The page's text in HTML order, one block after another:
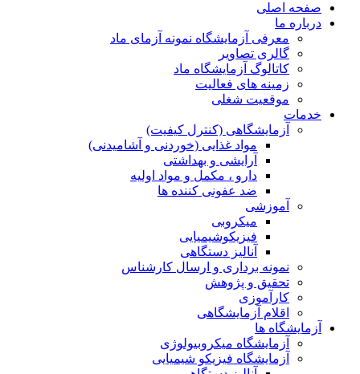
صفحه اصلی
درباره ما
معرفی آزمایشگاه نمونه آزمای ماد
گالری تصاویر
کاتالوگ آزمایشگاه ماد
زمینه های فعالیت
موقعیت شغلی
خدمات
آزمایشگاهی (کنترل کیفیت)
مواد غذایی (خوردنی و آشامیدنی)
آرایشی و بهداشتی
دارو ، مکمل و مواد اولیه
ضد عفونی کننده ها
آموزشی
میکروبی
فیزیکوشیمیایی
آنالیز دستگاهی
نمونه برداری و ارسال کارشناس
تحقیق و پژوهش
کارآموزی
اقلام آزمایشگاهی
آزمایشگاه ها
آزمایشگاه میکروبیولوژی
آزمایشگاه فیزیکو شیمیایی